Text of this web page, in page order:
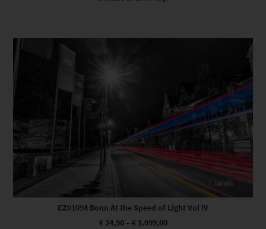
Dieses Produkt weist mehrere Varianten auf. Die Optionen können auf der Produktseite gewählt werden
EZ01094 Bonn At the Speed of Light Vol IV
€24,90– €1.099,00